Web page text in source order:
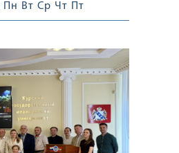
Пн Вт Ср Чт Пт